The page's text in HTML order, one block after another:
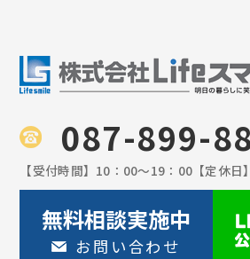
087-899-
【受付時間】 10：00〜19：00 【定休日
無料相談実施中
お問い合わせ